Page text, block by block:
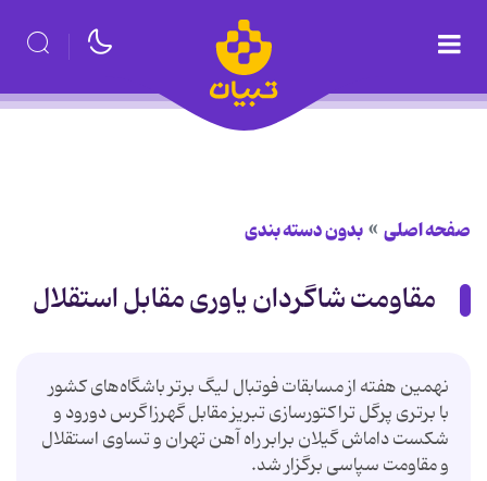
صفحه اصلی بدون دسته بندی
مقاومت شاگردان یاوری مقابل استقلال
نهمین هفته از مسابقات فوتبال لیگ برتر باشگاه‌های کشور
با برتری پرگل تراکتورسازی تبریز مقابل گهرزاگرس دورود و
شکست داماش گیلان برابر راه آهن تهران و تساوی استقلال
و مقاومت سپاسی برگزار شد.